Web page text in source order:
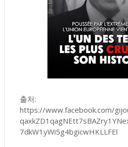
출처:
https://www.facebook.com/
7dkW1yWi5g4bgicwHKLLFEl